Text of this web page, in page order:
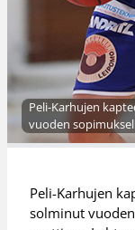
Peli-Karhujen
vuoden
Peli-Karhujen
solminut